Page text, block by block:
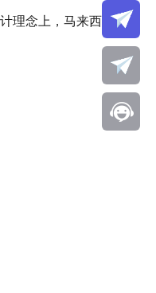
理念上，马来西亚机房